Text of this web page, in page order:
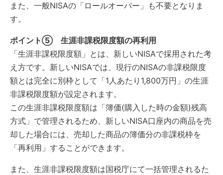
また、一般NISAの「ロールオーバー」も不要となりま
す。
ポイント⑤ 生涯非課税限度額の再利用
「生涯非課税限度額」とは、新しいNISAで採用された考
え方です。新しいNISAでは、現行のNISAの非課税限度
額とは完全に別枠として「1人あたり1,800万円」の生涯
非課税限度額が設定されます。
この生涯非課税限度額は「簿価(購入した時の金額)残高
方式」で管理されるため、新しいNISA口座内の商品を売
却した場合には、売却した商品の簿価分の非課税枠を
「再利用」することができます。
また、生涯非課税限度額は国税庁にて一括管理されるた